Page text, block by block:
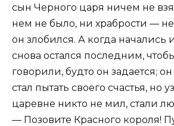
сын Черного царя ничем не
нем не было, ни храбрости —
он злобился. А когда начались
снова остался последним,
говорили, будто он задается;
стал пытать своего счастья, но
царевне никто не мил, стали
— Позовите Красного короля!